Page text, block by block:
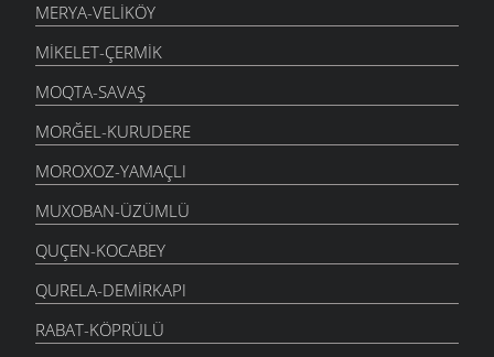
MERYA-VELIKÖY
MIKELET-ÇERMIK
MOQTA-SAVAŞ
MORĞEL-KURUDERE
MOROXOZ-YAMAÇLI
MUXOBAN-ÜZÜMLÜ
QUÇEN-KOCABEY
QURELA-DEMIRKAPI
RABAT-KÖPRÜLÜ